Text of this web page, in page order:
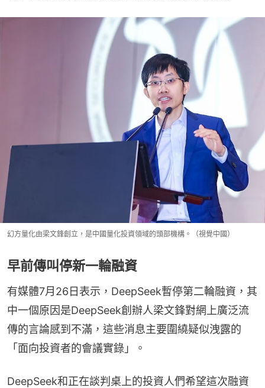
幻方量化由梁文鋒創立，是中國量化投資領域的頭部機構。（視覺中國）
早前傳叫停新一輪融資
有媒體7月26日表示，DeepSeek暫停第二輪融資，其
中一個原因是DeepSeek創辦人梁文鋒對網上廣泛流
傳的言論感到不滿，這些消息主要圍繞疑似洩露的
「面向投資者的會議實錄」。
DeepSeek和正在談判桌上的投資人們希望這次融資